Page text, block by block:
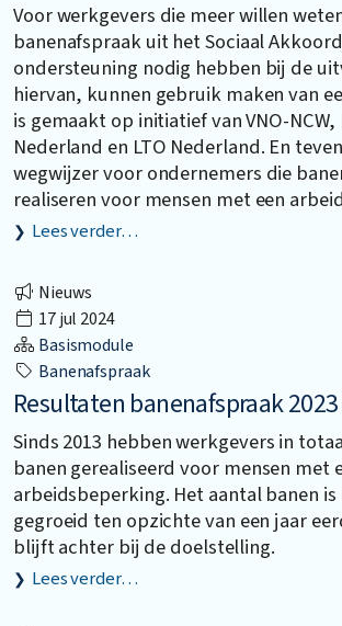
Voor werkgevers die meer willen
banenafspraak uit het Sociaal
ondersteuning nodig hebben bij de
hiervan, kunnen gebruik maken van
is gemaakt op initiatief van VNO-NCW,
Nederland en LTO Nederland. En
wegwijzer voor ondernemers die
realiseren voor mensen met een
Lees verder…
Nieuws
17 jul 2024
Basismodule
Banenafspraak
Resultaten banenafspraak 2023
Sinds 2013 hebben werkgevers in
banen gerealiseerd voor mensen met
arbeidsbeperking. Het aantal banen is
gegroeid ten opzichte van een jaar
blijft achter bij de doelstelling.
Lees verder…